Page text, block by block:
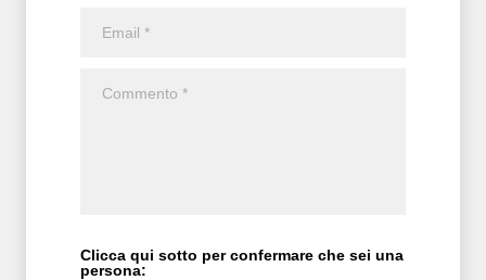
Clicca qui sotto per confermare che sei una
persona: